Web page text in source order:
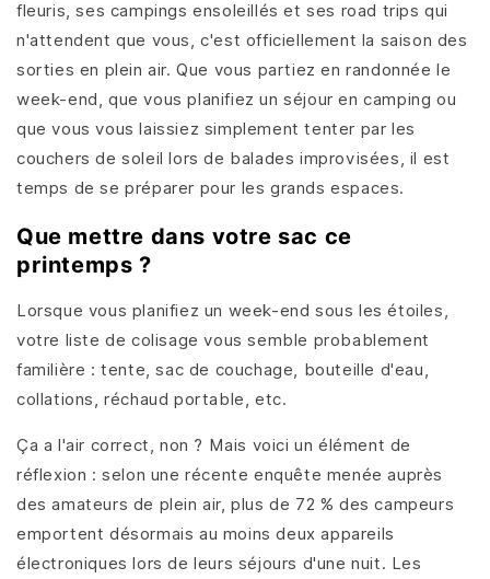
fleuris, ses campings ensoleillés et ses road trips qui
n'attendent que vous, c'est officiellement la saison des
sorties en plein air. Que vous partiez en randonnée le
week-end, que vous planifiez un séjour en camping ou
que vous vous laissiez simplement tenter par les
couchers de soleil lors de balades improvisées, il est
temps de se préparer pour les grands espaces.
Que mettre dans votre sac ce
printemps ?
Lorsque vous planifiez un week-end sous les étoiles,
votre liste de colisage vous semble probablement
familière : tente, sac de couchage, bouteille d'eau,
collations, réchaud portable, etc.
Ça a l'air correct, non ? Mais voici un élément de
réflexion : selon une récente enquête menée auprès
des amateurs de plein air, plus de 72 % des campeurs
emportent désormais au moins deux appareils
électroniques lors de leurs séjours d'une nuit. Les